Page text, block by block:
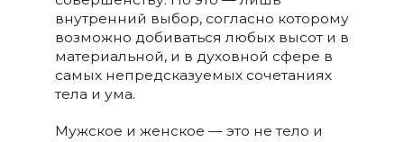
внутренний выбор, согласно которому
возможно добиваться любых высот и в
материальной, и в духовной сфере в
самых непредсказуемых сочетаниях
тела и ума.
Мужское и женское — это не тело и